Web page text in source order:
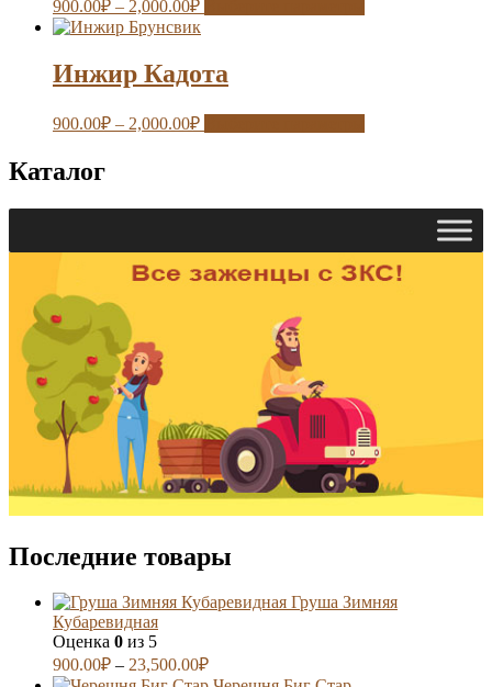
900.00₽ – 2,000.00₽
Инжир Кадота
900.00₽ – 2,000.00₽
Каталог
Последние товары
Груша Зимняя
Кубаревидная
Оценка 0 из 5
900.00₽ – 23,500.00₽